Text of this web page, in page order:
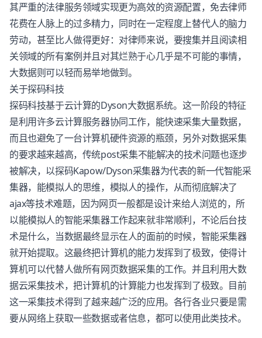
其严重的法律服务领域实现更为高效的资源配置，免去律师
花费在人脉上的过多精力，同时在一定程度上替代人的脑力
劳动，甚至比人做得更好：对律师来说，要搜集并且阅读相
关领域的所有案例并且对其烂熟于心几乎是不可能的事情，
大数据则可以轻而易举地做到。
关于探码科技
探码科技基于云计算的Dyson大数据系统。这一阶段的特征
是利用许多云计算服务器协同工作，能快速采集大量数据，
而且也避免了一台计算机硬件资源的瓶颈，另外对数据采集
的要求越来越高，传统post采集不能解决的技术问题也逐步
被解决，以探码Kapow/Dyson采集器为代表的新一代智能采
集器，能模拟人的思维，模拟人的操作，从而彻底解决了
ajax等技术难题，因为网页一般都是设计来给人浏览的，所
以能模拟人的智能采集器工作起来就非常顺利，不论后台技
术是什么，当数据最终显示在人的面前的时候，智能采集器
就开始提取。这最终把计算机的能力发挥到了极致，使得计
算机可以代替人做所有网页数据采集的工作。并且利用大数
据云采集技术，把计算机的计算能力也发挥到了极致。目前
这一采集技术得到了越来越广泛的应用。各行各业只要是需
要从网络上获取一些数据或者信息，都可以使用此类技术。